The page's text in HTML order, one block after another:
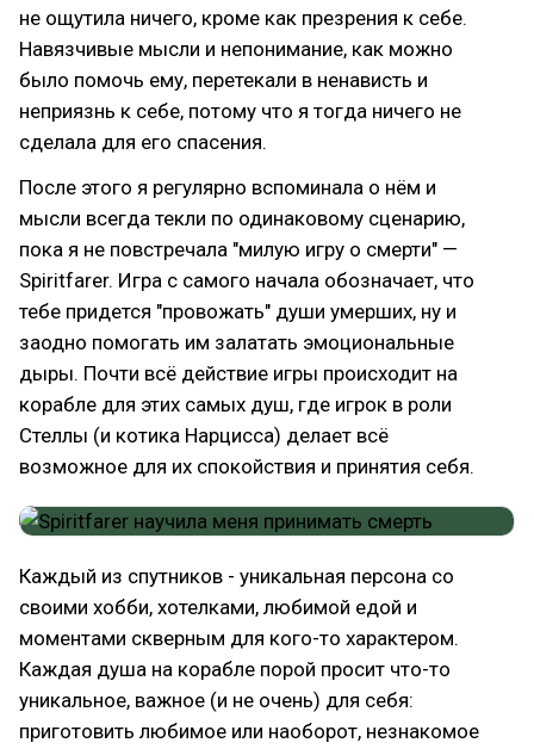
не ощутила ничего, кроме как презрения к себе.
Навязчивые мысли и непонимание, как можно
было помочь ему, перетекали в ненависть и
неприязнь к себе, потому что я тогда ничего не
сделала для его спасения.
После этого я регулярно вспоминала о нём и
мысли всегда текли по одинаковому сценарию,
пока я не повстречала "милую игру о смерти" —
Spiritfarer. Игра с самого начала обозначает, что
тебе придется "провожать" души умерших, ну и
заодно помогать им залатать эмоциональные
дыры. Почти всё действие игры происходит на
корабле для этих самых душ, где игрок в роли
Стеллы (и котика Нарцисса) делает всё
возможное для их спокойствия и принятия себя.
Каждый из спутников - уникальная персона со
своими хобби, хотелками, любимой едой и
моментами скверным для кого-то характером.
Каждая душа на корабле порой просит что-то
уникальное, важное (и не очень) для себя:
приготовить любимое или наоборот, незнакомое